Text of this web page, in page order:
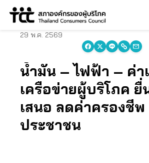
Skip
29 พ.ค. 2569
น้ำมัน – ไฟฟ้า – ค่า
เครือข่ายผู้บริโภค ยื่
เสนอ ลดค่าครองชีพ
ประชาชน